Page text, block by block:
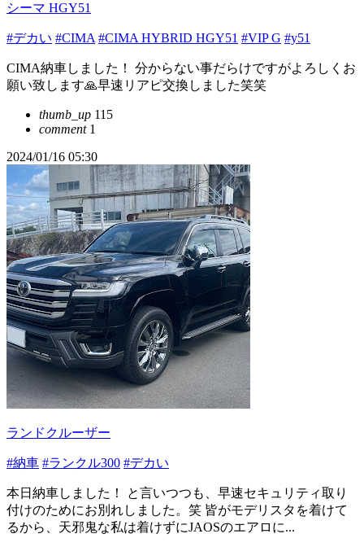
シーマ HGY51
#デカい #CIMA #CIMA HYBRID HGY51 #VIP G #y51
CIMA納車しました！ 分からない事だらけですがよろしくお
願い致します🙏早速リアピ交換しました笑笑
thumb_up 115
comment1
2024/01/16 05:30
ランドクルーザー
#納車 #ランクル300 #デカい
本日納車しました！ と言いつつも、早速セキュリティ取り
付けのためにお別れしました。笑 皆がモデリスタを着けて
るから、天邪鬼な私は着けずにJAOSのエアロに...